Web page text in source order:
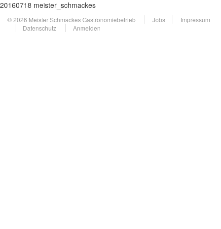
20160718 meister_schmackes
© 2026 Meister Schmackes Gastronomiebetrieb Jobs
Impressum
Datenschutz
Anmelden